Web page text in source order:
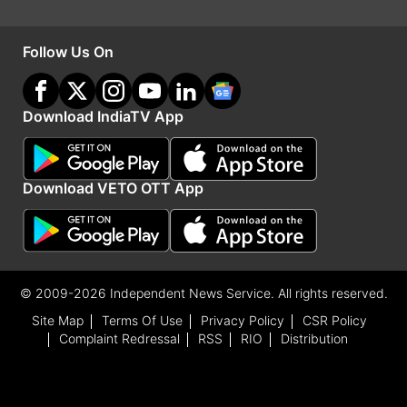
Advertisement
Follow Us On
Download IndiaTV App
Download VETO OTT App
© 2009-2026 Independent News Service. All rights reserved.
Site Map
Terms Of Use Privacy Policy
CSR Policy
Complaint Redressal
RSS RIO Distribution